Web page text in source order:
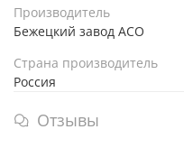
Производитель
Бежецкий завод АСО
Страна производитель
Россия
Отзывы